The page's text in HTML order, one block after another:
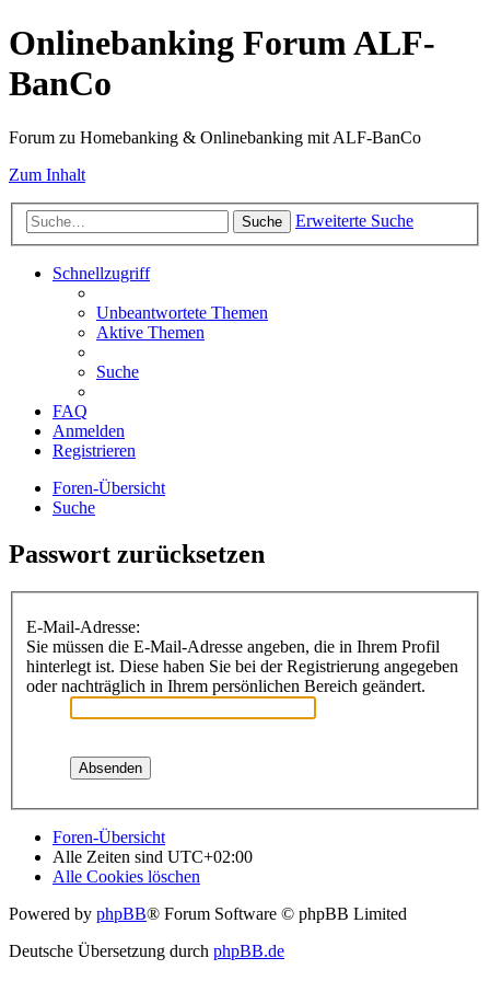
Onlinebanking Forum ALF-
BanCo
Forum zu Homebanking & Onlinebanking mit ALF-BanCo
Zum Inhalt
Suche Erweiterte Suche
Schnellzugriff
Unbeantwortete Themen
Aktive Themen
Suche
FAQ
Anmelden
Registrieren
Foren-Übersicht
Suche
Passwort zurücksetzen
E-Mail-Adresse:
Sie müssen die E-Mail-Adresse angeben, die in Ihrem Profil
hinterlegt ist. Diese haben Sie bei der Registrierung angegeben
oder nachträglich in Ihrem persönlichen Bereich geändert.
Foren-Übersicht
Alle Zeiten sind UTC+02:00
Alle Cookies löschen
Powered by phpBB® Forum Software © phpBB Limited
Deutsche Übersetzung durch phpBB.de